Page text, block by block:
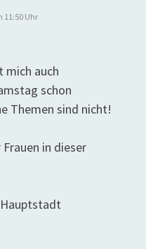
11:50 Uhr
mich auch
schon
Themen sind nicht!
in dieser
Hauptstadt